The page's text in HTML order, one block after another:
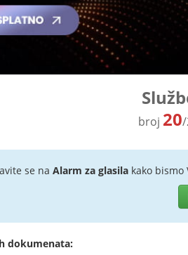
broj 20
se na Alarm za glasilakako bismo
dokumenata: